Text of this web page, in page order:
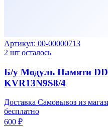
Артикул: 00-00000713
2 шт осталось
Б/у Модуль Памяти
KVR13N9S8/4
Доставка Самовывоз из
бесплатно
600 ₽